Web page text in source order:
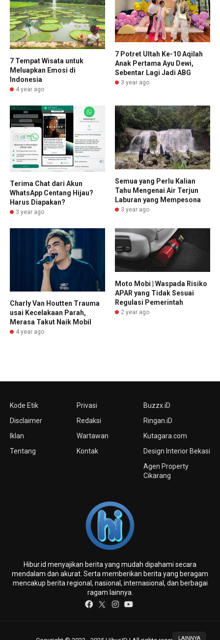
7 Tempat Wisata untuk
Meluapkan Emosi di
Indonesia
4 year ago
7 Potret Ultah Ke-10 Aqilah
Anak Pertama Ayu Dewi,
Sebentar Lagi Jadi ABG
3 year ago
Terima Chat dari Akun
WhatsApp Centang Hijau?
Harus Diapakan?
3 year ago
Semua yang Perlu Kalian
Tahu Mengenai Air Terjun
Laburan yang Mempesona
3 year ago
Charly Van Houtten Trauma
usai Kecelakaan Parah,
Merasa Takut Naik Mobil
4 year ago
Moto Mobi | Waspada Risiko
APAR yang Tidak Sesuai
Regulasi Pemerintah
2 year ago
LAINNYA
Kode Etik
Disclaimer
Iklan
Tentang
Privasi
Redaksi
Wartawan
Kontak
Buzzx.iD
Ringan.iD
Kutagara.com
Design Interior Bekasi
Agen Property
Cikarang
Hibur.id menyajikan berita yang mudah dipahami secara
mendalam dan akurat. Serta memberikan berita yang beragam
mencakup berita regional, nasional, internasional, dan berbagai
ragam lainnya.